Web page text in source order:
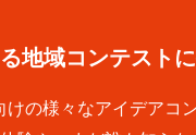
地域コンテストに
の様々なアイデアコ